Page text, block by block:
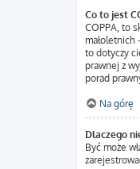
Co to jest
COPPA, to
małoletnich
to dotyczy
prawnej z
porad
Na górę
Dlaczego
Być może